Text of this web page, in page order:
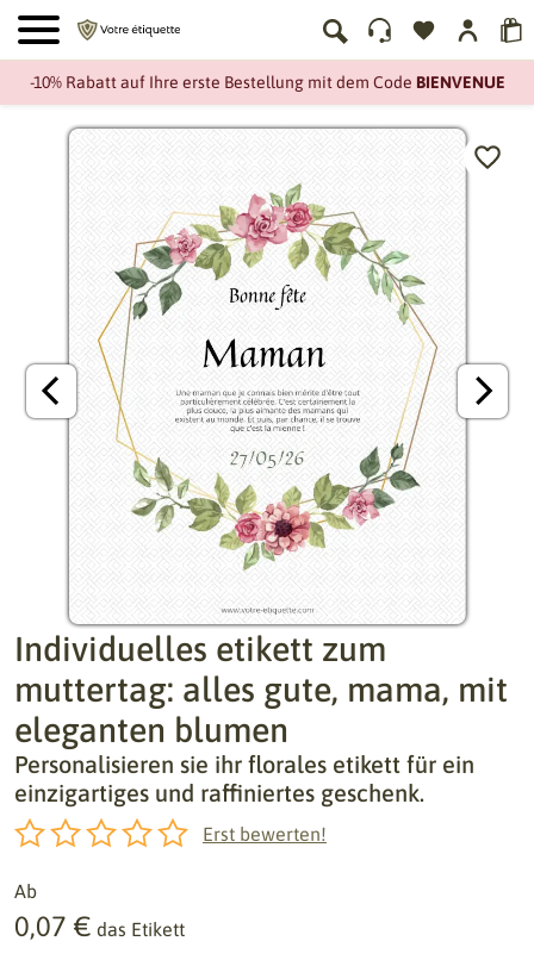
-10% Rabatt auf Ihre erste Bestellung mit dem Code BIENVENUE
Individuelles etikett zum
muttertag: alles gute, mama, mit
eleganten blumen
Personalisieren sie ihr florales etikett für ein
einzigartiges und raffiniertes geschenk.
Erst bewerten!
Ab
0,07 € das Etikett